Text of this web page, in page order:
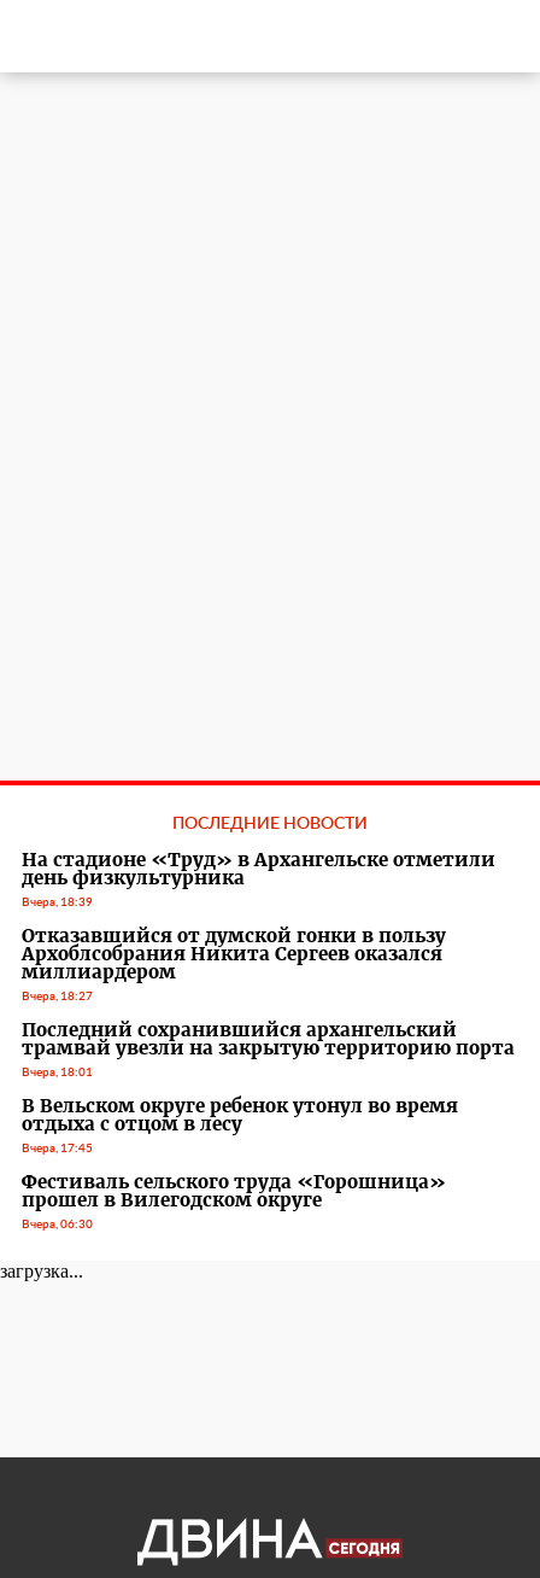
ПОСЛЕДНИЕ НОВОСТИ
На стадионе «Труд» в Архангельске отметили
день физкультурника
Вчера, 18:39
Отказавшийся от думской гонки в пользу
Архоблсобрания Никита Сергеев оказался
миллиардером
Вчера, 18:27
Последний сохранившийся архангельский
трамвай увезли на закрытую территорию порта
Вчера, 18:01
В Вельском округе ребенок утонул во время
отдыха с отцом в лесу
Вчера, 17:45
Фестиваль сельского труда «Горошница»
прошел в Вилегодском округе
Вчера, 06:30
загрузка...